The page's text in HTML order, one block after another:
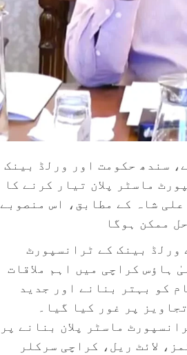
سندھ حکومت اور ورلڈ بینک
ماسٹر پلان تیار کرنے کا
شاہ کے مطابق، اس منصوبے
ممکن ہوگا
ورلڈ بینک کے ٹرانسپورٹ
ہاؤس کراچی میں اہم ملاقات
کو بہتر بنانے اور جدید
پر غور کیا گیا۔
ماسٹر پلان بنانے پر
لائٹ ریل، کراچی سرکلر